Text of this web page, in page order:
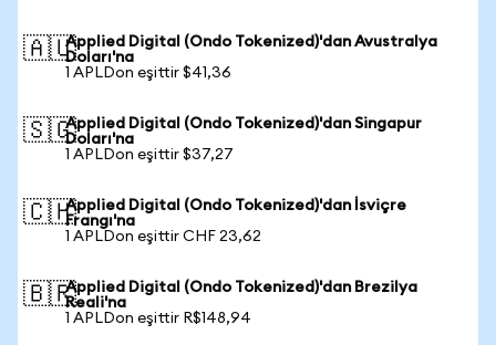
🇦🇺Applied Digital (Ondo Tokenized)'dan Avustralya
Doları'na
1 APLDon eşittir $41,36
🇸🇬Applied Digital (Ondo Tokenized)'dan Singapur
Doları'na
1 APLDon eşittir $37,27
🇨🇭Applied Digital (Ondo Tokenized)'dan İsviçre
Frangı'na
1 APLDon eşittir CHF 23,62
🇧🇷Applied Digital (Ondo Tokenized)'dan Brezilya
Reali'na
1 APLDon eşittir R$148,94